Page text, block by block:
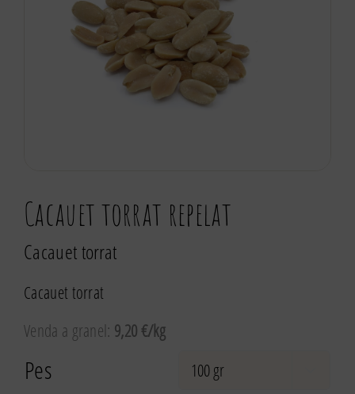
Cacauet torrat repelat
Cacauet torrat
Cacauet torrat
Venda a granel: 9,20 €/kg
Pes